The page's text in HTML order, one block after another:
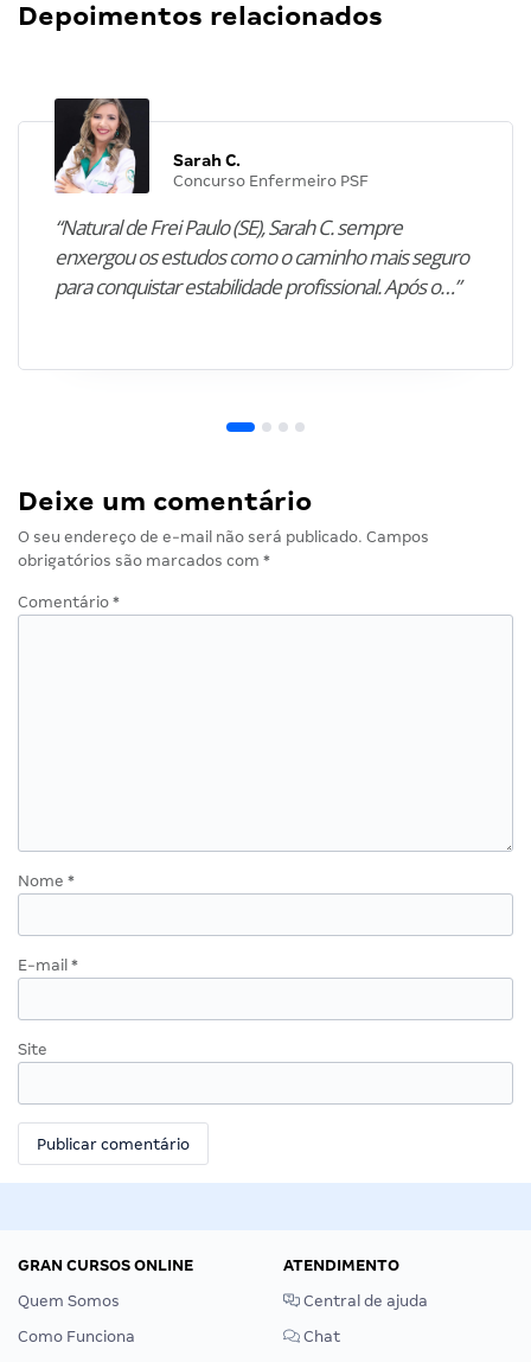
Depoimentos relacionados
Sarah C.
Concurso Enfermeiro PSF
“Natural de Frei Paulo (SE), Sarah C. sempre
enxergou os estudos como o caminho mais seguro
para conquistar estabilidade profissional. Após o…”
Deixe um comentário
O seu endereço de e-mail não será publicado. Campos
obrigatórios são marcados com *
Comentário *
Nome *
E-mail *
Site
GRAN CURSOS ONLINE
Quem Somos
Como Funciona
ATENDIMENTO
Central de ajuda
Chat